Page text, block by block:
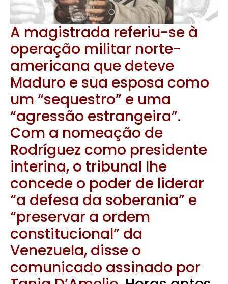
A magistrada referiu-se à
operação militar norte-
americana que deteve
Maduro e sua esposa como
um “sequestro” e uma
“agressão estrangeira”.
Com a nomeação de
Rodríguez como presidente
interina, o tribunal lhe
concede o poder de liderar
“a defesa da soberania” e
“preservar a ordem
constitucional” da
Venezuela, disse o
comunicado assinado por